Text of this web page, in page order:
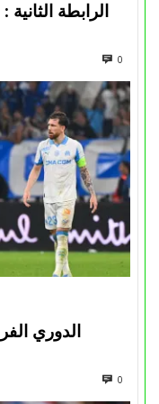
الرابطة
0
الدوري
0